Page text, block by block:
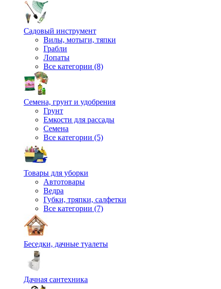
Садовый инструмент
Вилы, мотыги, тяпки
Грабли
Лопаты
Все категории (8)
Семена, грунт и удобрения
Грунт
Емкости для рассады
Семена
Все категории (5)
Товары для уборки
Автотовары
Ведра
Губки, тряпки, салфетки
Все категории (7)
Беседки, дачные туалеты
Дачная сантехника